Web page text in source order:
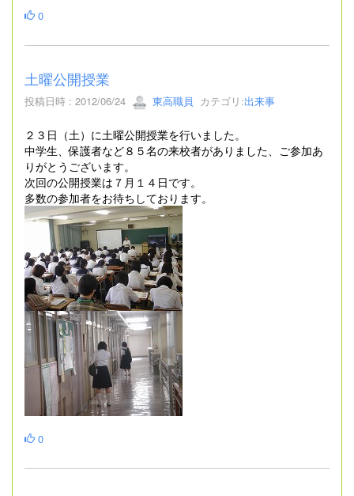
0
土曜公開授業
投稿日時 : 2012/06/24 東高職員 カテゴリ:出来事
２３日（土）に土曜公開授業を行いました。
中学生、保護者など８５名の来校者がありました、ご参加あ
りがとうございます。
次回の公開授業は７月１４日です。
多数の参加者をお待ちしております。
0